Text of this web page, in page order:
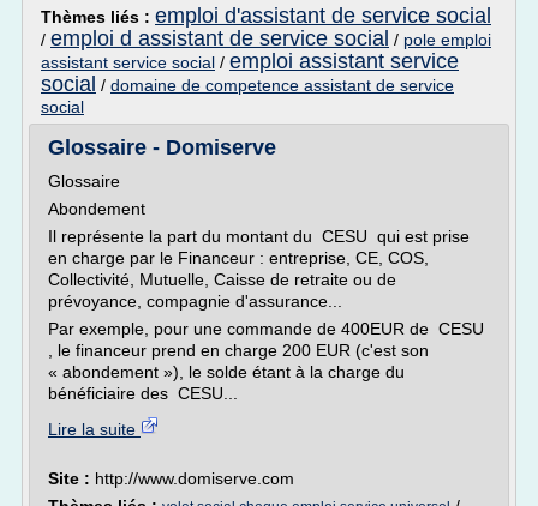
Thèmes liés : emploi d'assistant de service social
/ emploi d assistant de service social / pole emploi
assistant service social / emploi assistant service
social / domaine de competence assistant de service
social
Glossaire - Domiserve
Glossaire
Abondement
Il représente la part du montant du CESU qui est prise
en charge par le Financeur : entreprise, CE, COS,
Collectivité, Mutuelle, Caisse de retraite ou de
prévoyance, compagnie d'assurance...
Par exemple, pour une commande de 400EUR de CESU
, le financeur prend en charge 200 EUR (c'est son
« abondement »), le solde étant à la charge du
bénéficiaire des CESU...
Lire la suite
Site : http://www.domiserve.com